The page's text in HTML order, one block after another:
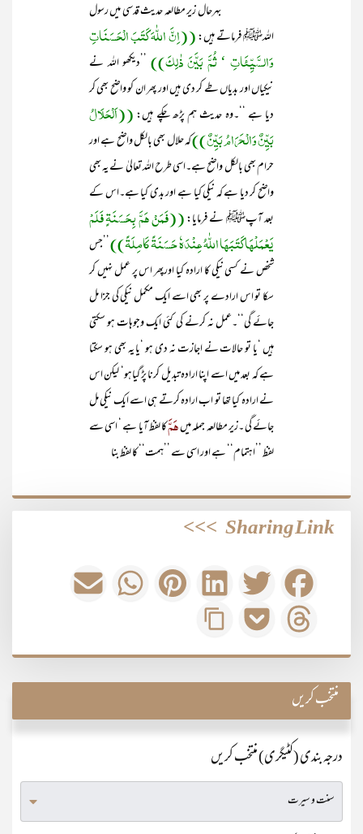
بہرحال زیر مطالعہ حدیث قدسی میں رسول
اللہﷺ فرماتے ہیں:((اِنَّ اللّٰہَ کَتَبَ الْحَسَنَاتِ
وَالسَّیِّئَاتِ ‘ ثُمَّ بَیَّنَ ذٰلِکَ)) ’’دیکھو اللہ نے
نیکیاں اور بدیاں طے کر دی ہیں اور پھر ان کو واضح بھی کر
دیا ہے ‘‘۔وہ حدیث ہم پڑھ چکے ہیں:((اَلْحَلَالُ
بَیِّنٌ وَالْحَرَامُ بَیِّنٌ))کہ حلال بھی بالکل واضح ہے اور
حرام بھی بالکل واضح ہے۔اسی طرح اللہ تعالیٰ نے یہ بھی
واضح کر دیا ہے کہ نیکی کیا ہے اور بدی کیا ہے۔اس کے
بعد آپﷺ نے فرمایا:((فَمَنْ ھَمَّ بِحَسَنَۃٍ فَلَمْ
یَعْمَلْھَا کَتَبَھَا اللّٰہُ عِنْدَہٗ حَسَنَۃً کَامِلَۃً)) ’’جس
شخص نے کسی نیکی کا ارادہ کیا اورپھر اس پر عمل نہیں کر
سکا تو اس ارادے پر بھی اسے ایک مکمل نیکی کی جزا مل
جائے گی‘‘۔عمل نہ کرنے کی کئی ایک وجوہات ہو سکتی
ہیں ‘یا تو حالات نے اجازت نہ دی ہو ‘یا یہ بھی ہو سکتا
ہے کہ بعد میں اسے اپنا ارادہ تبدیل کرنا پڑ گیاہو‘ لیکن اس
نے ارادہ کیا تھا تو اب ارادہ کرتے ہی اسے ایک نیکی مل
جائے گی ۔زیر مطالعہ جملہ میںھَمَّکا لفظ آیا ہے ‘ اسی سے
لفظ ’’اہتمام‘‘ ہے اور اسی سے ’’ہمت‘‘ کا لفظ بنا
Sharing Link
>>>
منتخب کریں
درجہ بندی (کٹیگری) منتخب کریں